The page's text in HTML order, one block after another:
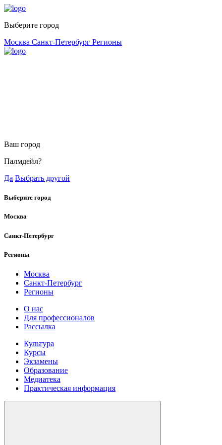
Выберите город
Москва Санкт-Петербург Регионы
Ваш город
Палмдейл?
Да Выбрать другой
Выберите город
Москва
Санкт-Петербург
Регионы
Москва
Санкт-Петербург
Регионы
О нас
Для профессионалов
Рассылка
Культура
Курсы
Экзамены
Образование
Медиатека
Практическая информация